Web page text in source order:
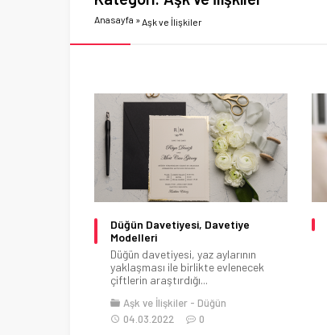
Anasayfa »Aşk ve İlişkiler
Düğün Davetiyesi, Davetiye
Modelleri
Düğün davetiyesi, yaz aylarının
yaklaşması ile birlikte evlenecek
çiftlerin araştırdığı...
Aşk ve İlişkiler
Düğün
04.03.2022
0